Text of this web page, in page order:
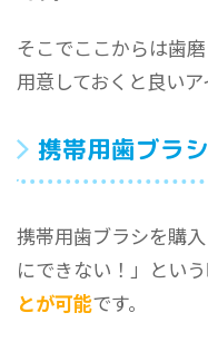
そこでここからは歯
用意しておくと良いア
携帯用歯ブラシ
携帯用歯ブラシを購
にできない！」とい
とが可能です。